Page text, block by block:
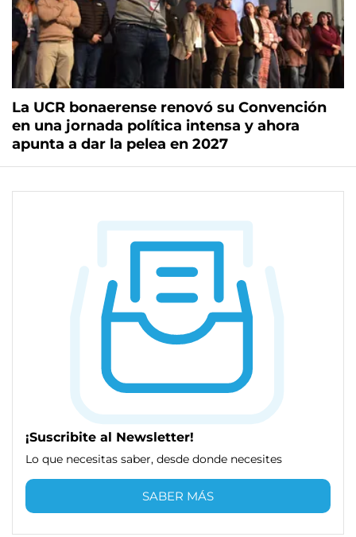
La UCR bonaerense renovó su Convención
en una jornada política intensa y ahora
apunta a dar la pelea en 2027
¡Suscribite al Newsletter!
Lo que necesitas saber, desde donde necesites
SABER MÁS